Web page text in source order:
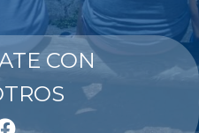
CON